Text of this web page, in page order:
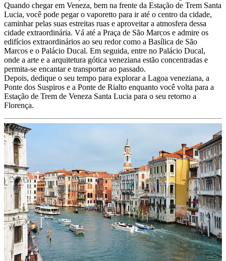
Quando chegar em Veneza, bem na frente da Estação de Trem Santa
Lucia, você pode pegar o vaporetto para ir até o centro da cidade,
caminhar pelas suas estreitas ruas e aproveitar a atmosfera dessa
cidade extraordinária. Vá até a Praça de São Marcos e admire os
edifícios extraordinários ao seu redor como a Basílica de São
Marcos e o Palácio Ducal. Em seguida, entre no Palácio Ducal,
onde a arte e a arquitetura gótica veneziana estão concentradas e
permita-se encantar e transportar ao passado.
Depois, dedique o seu tempo para explorar a Lagoa veneziana, a
Ponte dos Suspiros e a Ponte de Rialto enquanto você volta para a
Estação de Trem de Veneza Santa Lucia para o seu retorno a
Florença.